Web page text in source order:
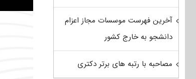
آخرین فهرست موسسات مجاز اعزام
دانشجو به خارج کشور
مصاحبه با رتبه های برتر دکتری